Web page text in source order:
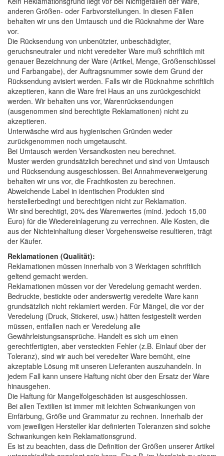
anderen Größen- oder Farbvorstellungen. In diesen Fällen
behalten wir uns den Umtausch und die Rücknahme der Ware
vor.
Die Rücksendung von unbenützter, unbeschädigter,
geruchsneutraler und nicht veredelter Ware muß schriftlich mit
genauer Bezeichnung der Ware (Artikel, Menge, Größenschlüssel
und Farbangabe), der Auftragsnummer sowie dem Grund der
Rücksendung avisiert werden. Falls wir die Rücknahme schriftlich
akzeptieren, kann die Ware frei Haus an uns zurückgeschickt
werden. Wir behalten uns vor, Warenrücksendungen
(ausgenommen sind berechtigte Reklamationen) nicht zu
akzeptieren.
Unterwäsche wird aus hygienischen Gründen weder
zurückgenommen noch umgetauscht.
Bei Umtausch werden Versandkosten neu berechnet.
Muster werden grundsätzlich berechnet und sind von Umtausch
und Rücksendung ausgeschlossen. Bei Annahmeverweigerung
behalten wir uns vor, die Frachtkosten zu berechnen.
Abweichende Label in identischen Produkten sind
herstellerbedingt und berechtigen nicht zur Reklamation.
Wir sind berechtigt, 20% des Warenwertes (mind. jedoch 15,00
Euro) für die Wiedereinlagerung zu verrechnen. Alle Kosten, die
aus der Nichteinhaltung dieser Vorgehensweise resultieren, trägt
der Käufer.
Reklamationen (Qualität):
Reklamationen müssen innerhalb von 3 Werktagen schriftlich
geltend gemacht werden.
Reklamationen müssen vor der Veredelung gemacht werden.
Bedruckte, bestickte oder anderswertig veredelte Ware kann
grundsätzlich nicht reklamiert werden. Für Mängel, die vor der
Veredelung (Druck, Stickerei, usw.) hätten festgestellt werden
müssen, entfallen nach er Veredelung alle
Gewährleistungsansprüche. Handelt es sich um einen
gerechtfertigten, aber versteckten Fehler (z.B. Einlauf über der
Toleranz), sind wir auch bei veredelter Ware bemüht, eine
akzeptable Lösung mit unseren Lieferanten auszuhandeln. In
jedem Fall kann unsere Haftung nicht über den Ersatz der Ware
hinausgehen.
Die Haftung für Mangelfolgeschäden ist ausgeschlossen.
Bei allen Textilien ist immer mit leichten Schwankungen von
Einfärbung, Größe und Grammatur zu rechnen. Innerhalb der
vom jeweiligen Hersteller klar definierten Toleranzen sind solche
Schwankungen kein Reklamationsgrund.
Es ist zu beachten, dass die Definition der Größen unserer Artikel